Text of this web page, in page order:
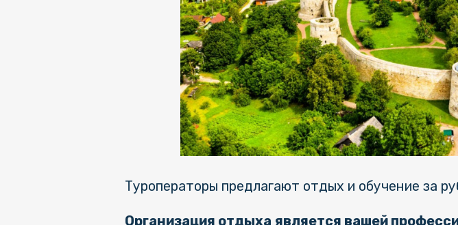
Туроператоры предлагают отдых и обучение за
Организация отдыха является вашей